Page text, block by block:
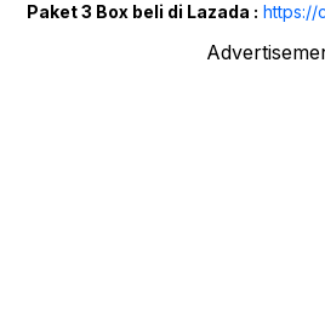
Paket 3 Box beli di Lazada : https://